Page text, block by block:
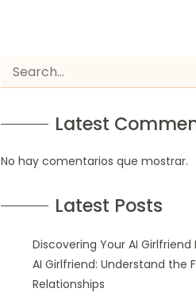
Latest
No hay comentarios que mostrar.
Latest Posts
Discovering Your AI Girlfriend
AI Girlfriend: Understand the
Relationships